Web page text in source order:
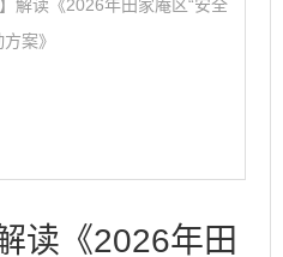
】解读《2026年田家庵区“安全
案》
读《2026年田